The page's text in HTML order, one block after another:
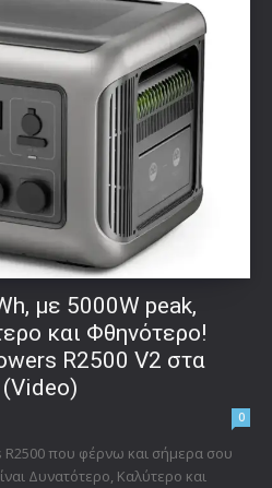
με 5000W peak,
και Φθηνότερο!
R2500 V2 στα
0
R2500 που φέρνω και σήμερα σου
Δυνατότερο, Καλύτερο και